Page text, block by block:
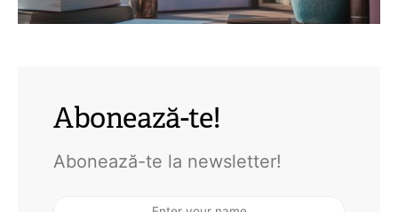
Abonează-te!
Abonează-te la newsletter!